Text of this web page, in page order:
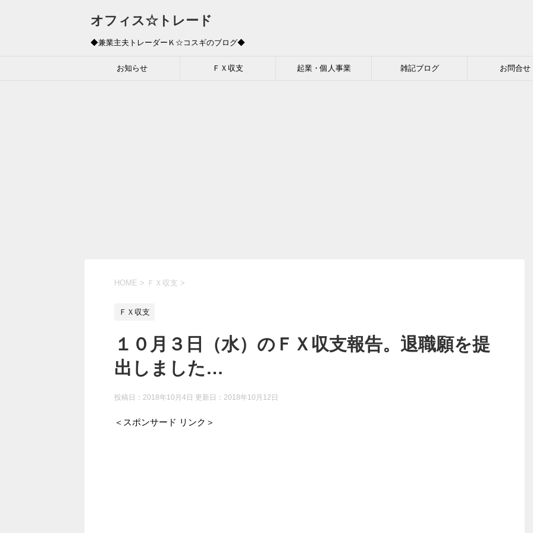
オフィス☆トレード
◆兼業主夫トレーダーＫ☆コスギのブログ◆
お知らせ ＦＸ収支 起業・個人事業 雑記ブログ お問合せ
HOME > ＦＸ収支 >
ＦＸ収支
１０月３日（水）のＦＸ収支報告。退職願を提
出しました…
投稿日：2018年10月4日 更新日： 2018年10月12日
＜スポンサード リンク＞